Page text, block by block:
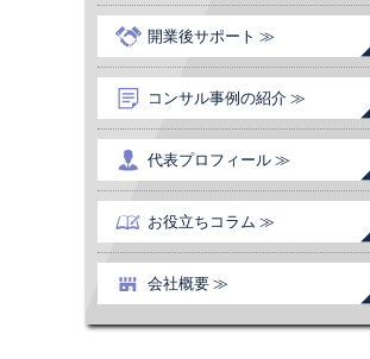
開業後サポート ≫
コンサル事例の紹介 ≫
代表プロフィール ≫
お役立ちコラム ≫
会社概要 ≫